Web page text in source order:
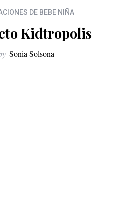
DE BEBE NIÑA
Kidtropolis
Sonia Solsona